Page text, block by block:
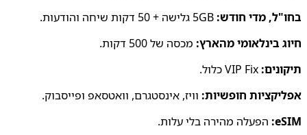
מדי חודש:5GB גלישה + 50 דקות שיחה והודעות.
בינלאומי מהארץ:מכסה של 500 דקות.
VIP Fix כלול.
חופשיות:וויז, אינסטגרם, וואטסאפ ופייסבוק.
הפעלה מהירה בלי עלות.